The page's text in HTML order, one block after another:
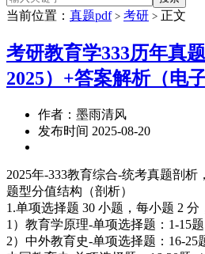
当前位置： 真题pdf > 考研 > 正文
考研教育学333历年真
2025）+答案解析（电
作者：墨雨清风
发布时间 2025-08-20
2025年-333教育综合-统考真题剖析
题型分值结构（剖析）
1.单项选择题 30 小题，每小题 2 分
1）教育学原理-单项选择题：1-15题
2）中外教育史-单项选择题：16-25